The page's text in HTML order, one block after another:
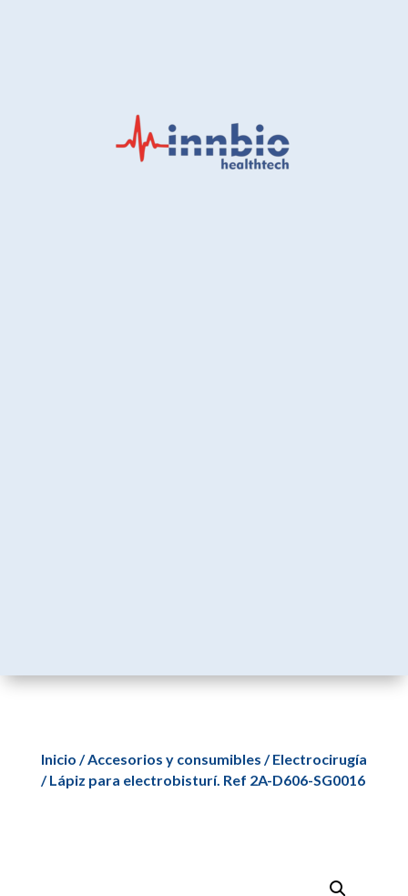
Inicio /Accesorios y consumibles /Electrocirugía
/ Lápiz para electrobisturí. Ref 2A-D606-SG0016